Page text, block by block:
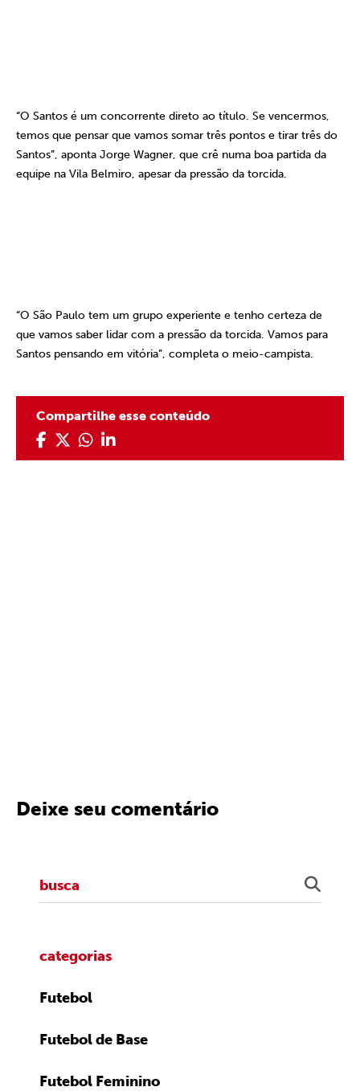
“O Santos é um concorrente direto ao título. Se vencermos,
temos que pensar que vamos somar três pontos e tirar três do
Santos”, aponta Jorge Wagner, que crê numa boa partida da
equipe na Vila Belmiro, apesar da pressão da torcida.
“O São Paulo tem um grupo experiente e tenho certeza de
que vamos saber lidar com a pressão da torcida. Vamos para
Santos pensando em vitória”, completa o meio-campista.
Compartilhe esse conteúdo
Deixe seu comentário
categorias
Futebol
Futebol de Base
Futebol Feminino